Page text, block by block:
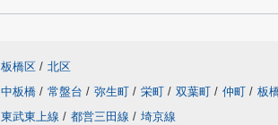
板橋区 / 北区
中板橋 / 常盤台 / 弥生町 / 栄町 / 双葉町 / 仲町 / 板
東武東上線 / 都営三田線 / 埼京線